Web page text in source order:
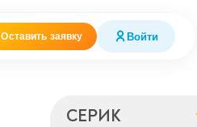
Оставить заявку Войти
СЕРИК